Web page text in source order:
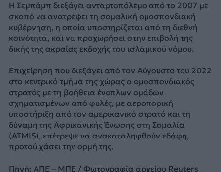
Η Σεμπάμπ διεξάγει ανταρτοπόλεμο από το 2007 με
σκοπό να ανατρέψει τη σομαλική ομοσπονδιακή
κυβέρνηση, η οποία υποστηρίζεται από τη διεθνή
κοινότητα, και να προχωρήσει στην επιβολή της
δικής της ακραίας εκδοχής του ισλαμικού νόμου.
Επιχείρηση που διεξάγει από τον Αύγουστο του 2022
στο κεντρικό τμήμα της χώρας ο ομοσπονδιακός
στρατός με τη βοήθεια ένοπλων ομάδων
σχηματισμένων από φυλές, με αεροπορική
υποστήριξη από τον αμερικανικό στρατό και τη
δύναμη της Αφρικανικής Ένωσης στη Σομαλία
(ATMIS), επέτρεψε να ανακαταληφθούν εδάφη,
προτού χάσει την ορμή της.
Πηγή: ΑΠΕ – ΜΠΕ / Φωτογραφία αρχείου Reuters